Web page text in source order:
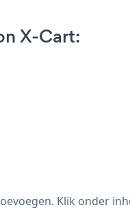
X-Cart:
Klik onder